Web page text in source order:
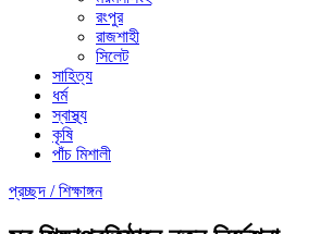
রংপুর
রাজশাহী
সিলেট
সাহিত্য
ধর্ম
স্বাস্থ্য
কৃষি
পাঁচ মিশালী
প্রচ্ছদ /শিক্ষাঙ্গন